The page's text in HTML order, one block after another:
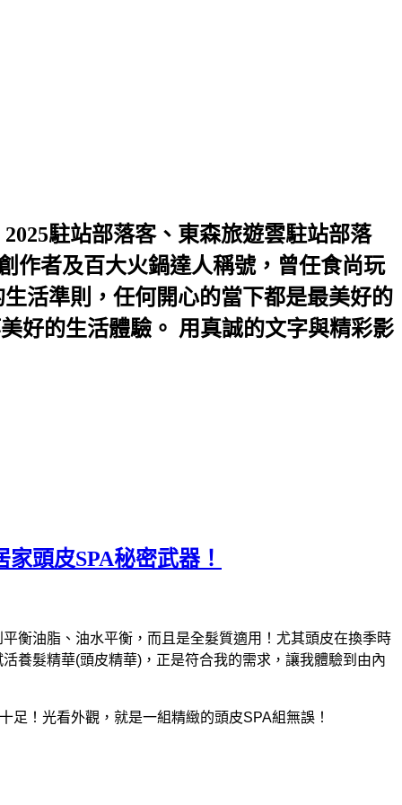
駐站部落客、東森旅遊雲駐站部落
作者及百大火鍋達人稱號，曾任食尚玩
活準則，任何開心的當下都是最美好的
好的生活體驗。 用真誠的文字與精彩影
頭皮SPA秘密武器！
衡油脂、油水平衡，而且是全髮質適用！尤其頭皮在換季時
養髮精華(頭皮精華)，正是符合我的需求，讓我體驗到由內
！光看外觀，就是一組精緻的頭皮SPA組無誤！